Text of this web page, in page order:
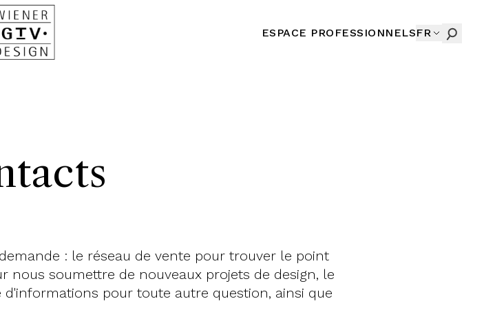
ESPACE PROFESSIONNELSFR
: le réseau de vente pour trouver le point
soumettre de nouveaux projets de design, le
pour toute autre question, ainsi que